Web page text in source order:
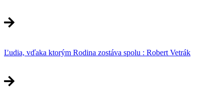
Ľudia, vďaka ktorým Rodina zostáva spolu : Robert Vetrák